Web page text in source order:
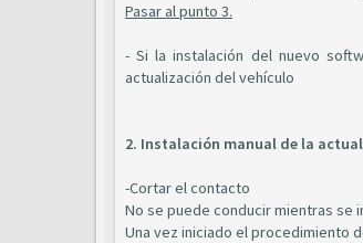
Pasar al punto 3.
- Si la instalación del nuevo
actualización del vehículo
2. Instalación manual de la
-Cortar el contacto
No se puede conducir mientras se
Una vez iniciado el procedimiento